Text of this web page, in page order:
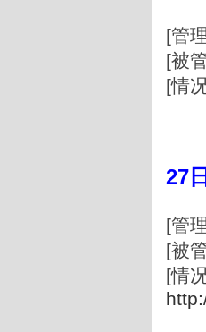
[管
[被
[情
27日
[管
[被
[情